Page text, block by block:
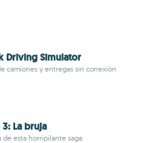
Driving Simulator
camiones y entregas sin conexión
La bruja
de esta horripilante saga